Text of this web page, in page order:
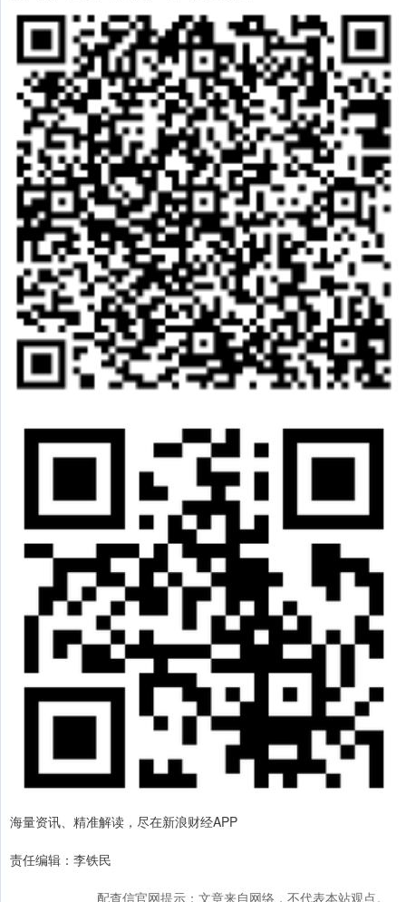
海量资讯、精准解读，尽在新浪财经APP
责任编辑：李铁民
配查信官网提示：文章来自网络，不代表本站观点。